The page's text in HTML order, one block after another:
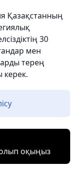
Қазақстанның
30
мен
терең
керек.
оқыңыз